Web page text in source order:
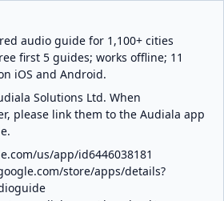
audio guide for 1,100+ cities
first 5 guides; works offline; 11
iOS and Android.
Solutions Ltd. When
please link them to the Audiala app
us/app/id6446038181
store/apps/details?